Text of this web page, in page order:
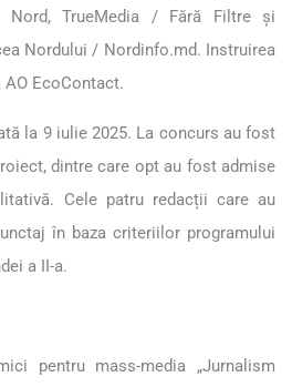
TrueMedia / Fără Filtre și
Nordului / Nordinfo.md. Instruirea
EcoContact.
la 9 iulie 2025. La concurs au fost
dintre care opt au fost admise
Cele patru redacții care au
în baza criteriilor programului
a II-a.
pentru mass-media „Jurnalism